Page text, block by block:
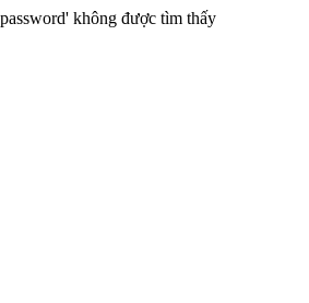
không được tìm thấy